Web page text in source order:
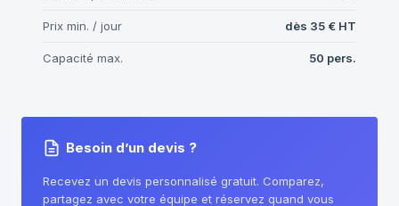
Prix min. / jour dès 35 € HT
Capacité max. 50 pers.
Besoin d’un devis ?
Recevez un devis personnalisé gratuit. Comparez,
partagez avec votre équipe et réservez quand vous